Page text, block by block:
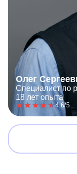
Олег
Специалист по
18 лет опыта
4.6/5